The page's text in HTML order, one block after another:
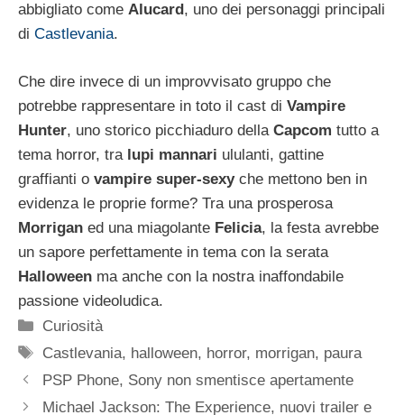
abbigliato come Alucard , uno dei personaggi principali
di Castlevania.
Che dire invece di un improvvisato gruppo che
potrebbe rappresentare in toto il cast di Vampire
Hunter, uno storico picchiaduro della Capcom tutto a
tema horror, tra lupi mannari ululanti, gattine
graffianti o vampire super-sexyche mettono ben in
evidenza le proprie forme? Tra una prosperosa
Morrigan ed una miagolante Felicia, la festa avrebbe
un sapore perfettamente in tema con la serata
Halloween ma anche con la nostra inaffondabile
passione videoludica.
Categorie
Curiosità
Tag
Castlevania, halloween, horror, morrigan, paura
PSP Phone, Sony non smentisce apertamente
Michael Jackson: The Experience, nuovi trailer e